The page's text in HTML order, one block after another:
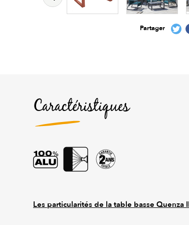
Partager
Caractéristiques
Les particularités de la table basse Quenza